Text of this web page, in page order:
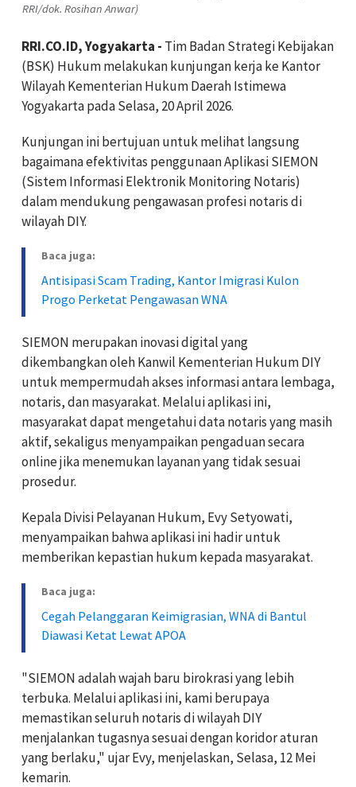
RRI/dok. Rosihan Anwar)
RRI.CO.ID, Yogyakarta - Tim Badan Strategi Kebijakan
(BSK) Hukum melakukan kunjungan kerja ke Kantor
Wilayah Kementerian Hukum Daerah Istimewa
Yogyakarta pada Selasa, 20 April 2026.
Kunjungan ini bertujuan untuk melihat langsung
bagaimana efektivitas penggunaan Aplikasi SIEMON
(Sistem Informasi Elektronik Monitoring Notaris)
dalam mendukung pengawasan profesi notaris di
wilayah DIY.
Baca juga:
Antisipasi Scam Trading, Kantor Imigrasi Kulon
Progo Perketat Pengawasan WNA
SIEMON merupakan inovasi digital yang
dikembangkan oleh Kanwil Kementerian Hukum DIY
untuk mempermudah akses informasi antara lembaga,
notaris, dan masyarakat. Melalui aplikasi ini,
masyarakat dapat mengetahui data notaris yang masih
aktif, sekaligus menyampaikan pengaduan secara
online jika menemukan layanan yang tidak sesuai
prosedur.
Kepala Divisi Pelayanan Hukum, Evy Setyowati,
menyampaikan bahwa aplikasi ini hadir untuk
memberikan kepastian hukum kepada masyarakat.
Baca juga:
Cegah Pelanggaran Keimigrasian, WNA di Bantul
Diawasi Ketat Lewat APOA
"SIEMON adalah wajah baru birokrasi yang lebih
terbuka. Melalui aplikasi ini, kami berupaya
memastikan seluruh notaris di wilayah DIY
menjalankan tugasnya sesuai dengan koridor aturan
yang berlaku," ujar Evy, menjelaskan, Selasa, 12 Mei
kemarin.